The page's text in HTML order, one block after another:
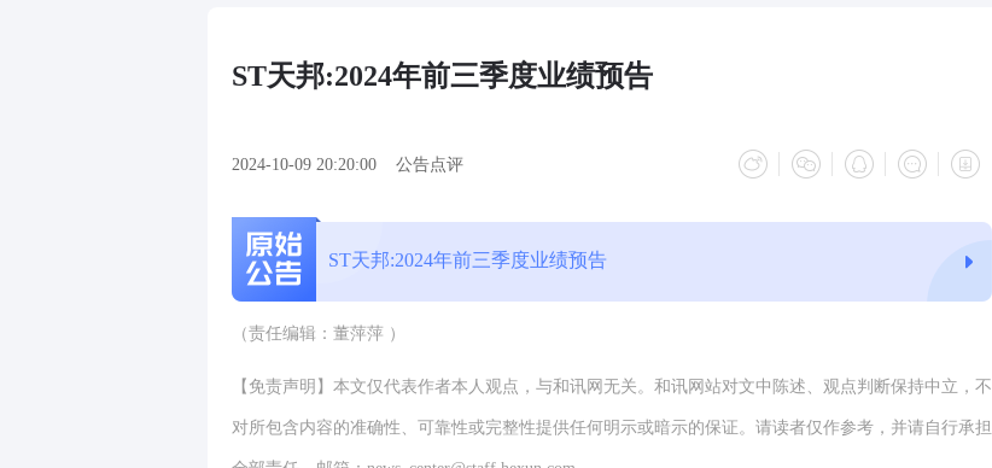
ST天邦:2024年前三季度业绩预告
2024-10-09 20:20:00 公告点评
ST天邦:2024年前三季度业绩预告
（责任编辑：董萍萍 ）
【免责声明】本文仅代表作者本人观点，与和讯网无关。和讯网站对文中陈述、观点判断保持中立，不
对所包含内容的准确性、可靠性或完整性提供任何明示或暗示的保证。请读者仅作参考，并请自行承担